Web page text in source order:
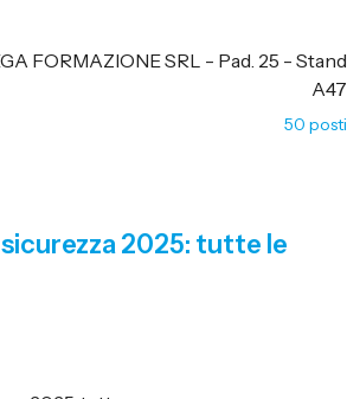
FORMAZIONE SRL - Pad. 25 - Stand
A47
50 posti
2025: tutte le